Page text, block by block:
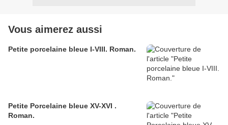
Vous aimerez aussi
Petite porcelaine bleue I-VIII. Roman.
Petite Porcelaine bleue XV-XVI .
Roman.